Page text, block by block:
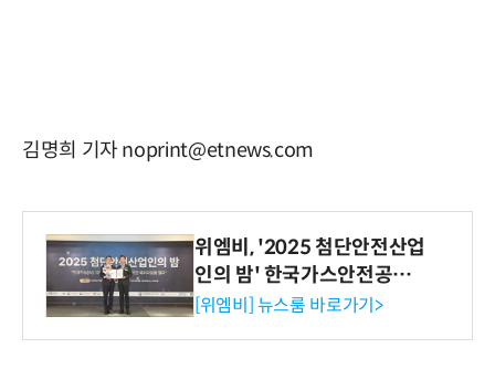
김명희 기자 noprint@etnews.com
위엠비, '2025 첨단안전산업
인의 밤' 한국가스안전공사
사장상 수상
[위엠비] 뉴스룸 바로가기>